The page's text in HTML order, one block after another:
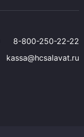
8-800-250-22-22
kassa@hcsalavat.ru